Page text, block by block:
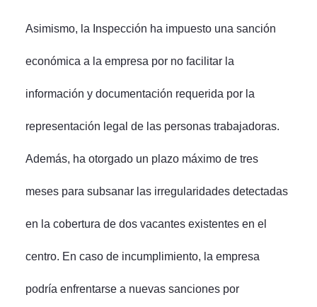
Asimismo, la Inspección ha impuesto una sanción
económica a la empresa por no facilitar la
información y documentación requerida por la
representación legal de las personas trabajadoras.
Además, ha otorgado un plazo máximo de tres
meses para subsanar las irregularidades detectadas
en la cobertura de dos vacantes existentes en el
centro. En caso de incumplimiento, la empresa
podría enfrentarse a nuevas sanciones por